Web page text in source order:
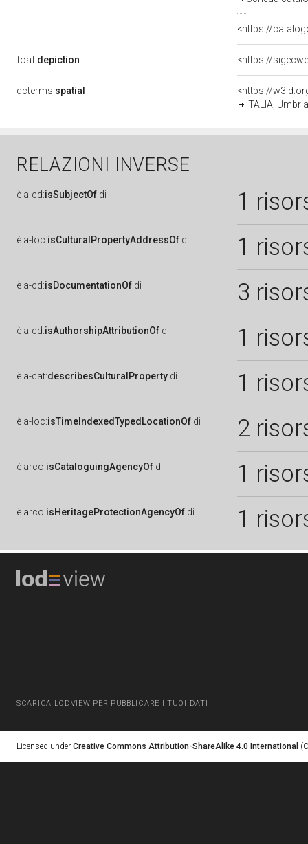
<https://
foaf:depiction <https://
dcterms:spatial
<https://
ITALIA,
RELAZIONI INVERSE
è a-cd:isSubjectOf di 1
è a-loc:isCulturalPropertyAddressOf di 1
è a-cd:isDocumentationOf di 3
è a-cd:isAuthorshipAttributionOf di 1
è a-cat:describesCulturalProperty di 1
è a-loc:isTimeIndexedTypedLocationOf di 2
è arco:isCataloguingAgencyOf di 1
è arco:isHeritageProtectionAgencyOf di 1
SCARICA LODVIEW PER PUBBLICARE I TUOI DATI
Licensed under Creative Commons Attribution-ShareAlike 4.0 International